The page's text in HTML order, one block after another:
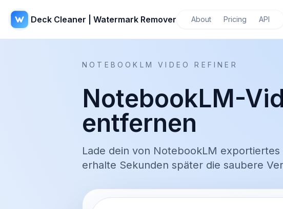
Deck Cleaner | Watermark Remover About Pricing API
NOTEBOOKLM VIDEO REFINER
NotebookLM-
entfernen
Lade dein von NotebookLM
erhalte Sekunden später die saubere